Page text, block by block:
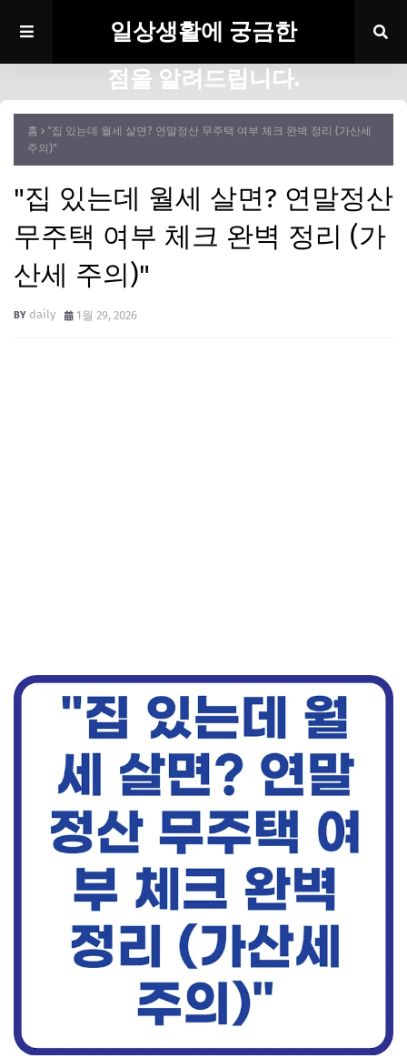
일상생활에 궁금한
점을 알려드립니다.
홈
"집 있는데 월세 살면? 연말정산 무주택 여부 체크 완벽 정리 (가산세
주의)"
"집 있는데 월세 살면? 연말정산
무주택 여부 체크 완벽 정리 (가
산세 주의)"
daily 1월 29, 2026